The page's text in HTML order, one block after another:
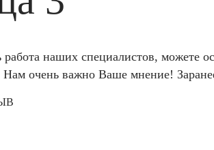
наших специалистов, можете
Нам очень важно Ваше мнение!